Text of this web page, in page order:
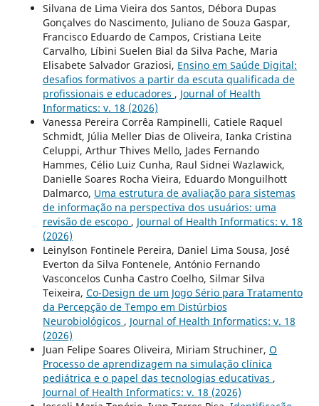
Silvana de Lima Vieira dos Santos, Débora Dupas
Gonçalves do Nascimento, Juliano de Souza Gaspar,
Francisco Eduardo de Campos, Cristiana Leite
Carvalho, Líbini Suelen Bial da Silva Pache, Maria
Elisabete Salvador Graziosi, Ensino em Saúde Digital:
desafios formativos a partir da escuta qualificada de
profissionais e educadores , Journal of Health
Informatics: v. 18 (2026)
Vanessa Pereira Corrêa Rampinelli, Catiele Raquel
Schmidt, Júlia Meller Dias de Oliveira, Ianka Cristina
Celuppi, Arthur Thives Mello, Jades Fernando
Hammes, Célio Luiz Cunha, Raul Sidnei Wazlawick,
Danielle Soares Rocha Vieira, Eduardo Monguilhott
Dalmarco, Uma estrutura de avaliação para sistemas
de informação na perspectiva dos usuários: uma
revisão de escopo , Journal of Health Informatics: v. 18
(2026)
Leinylson Fontinele Pereira, Daniel Lima Sousa, José
Everton da Silva Fontenele, António Fernando
Vasconcelos Cunha Castro Coelho, Silmar Silva
Teixeira, Co-Design de um Jogo Sério para Tratamento
da Percepção de Tempo em Distúrbios
Neurobiológicos , Journal of Health Informatics: v. 18
(2026)
Juan Felipe Soares Oliveira, Miriam Struchiner, O
Processo de aprendizagem na simulação clínica
pediátrica e o papel das tecnologias educativas ,
Journal of Health Informatics: v. 18 (2026)